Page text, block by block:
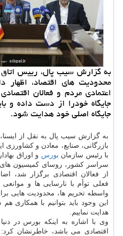
به گزارش سیب پال، رییس اتاق
محدودیت های اقتصاد،
اعتمادی مردم و فعالان
جایگاه خودرا از دست داده و
جایگاه اصلی خود هدایت شود.
به گزارش سیب پال به نقل از
بازرگانی، صنایع، معادن و
با رئیس سازمان بورس و اوراق
سراسر کشور، روسای کمیسیون های
از فعالان اقتصادی برگزار شد،
فعلی توأم با نارسایی ها و
واسطه تحریم ها، محدودیت هایی
این وجود باید بتوانیم با همکاری
هدایت نماییم.
وی با اشاره به اینکه بورس در
اقتصادی می باشد، خاطرنشان